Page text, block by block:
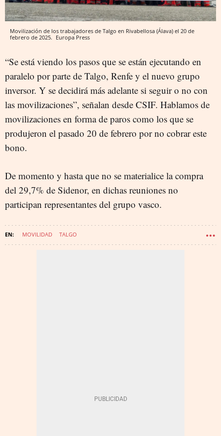
Movilización de los trabajadores de Talgo en Rivabellosa (Álava) el 20 de
febrero de 2025. Europa Press
“Se está viendo los pasos que se están ejecutando en
paralelo por parte de Talgo, Renfe y el nuevo grupo
inversor. Y se decidirá más adelante si seguir o no con
las movilizaciones”, señalan desde CSIF. Hablamos de
movilizaciones en forma de paros como los que se
produjeron el pasado 20 de febrero por no cobrar este
bono.
De momento y hasta que no se materialice la compra
del 29,7% de Sidenor, en dichas reuniones no
participan representantes del grupo vasco.
MOVILIDAD TALGO